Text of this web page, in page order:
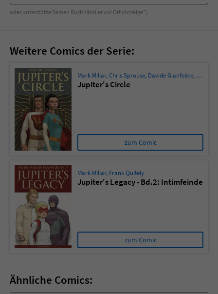
oder unterstütze Deinen Buchhändler vor Ort (Anzeige*)
Weitere Comics der Serie:
Mark Millar,Chris Sprouse, Davide Gianfelice,
Jupiter's Circle
zum Comic
Mark Millar, Frank Quitely
Jupiter's Legacy - Bd.2: Intimfeinde
zum Comic
Ähnliche Comics: